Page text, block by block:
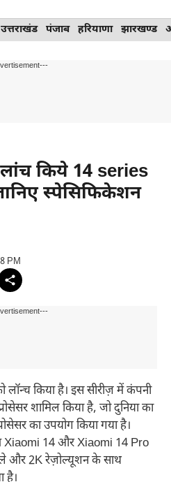
उत्तराखंड पंजाब हरियाणा झारखण्ड
किये 14 series
स्पेसिफिकेशन
PM
किया है। इस सीरीज़ में कंपनी
शामिल किया है, जो दुनिया का
का उपयोग किया गया है।
Xiaomi 14 और Xiaomi 14 Pro
और 2K रेज़ोल्यूशन के साथ
है।